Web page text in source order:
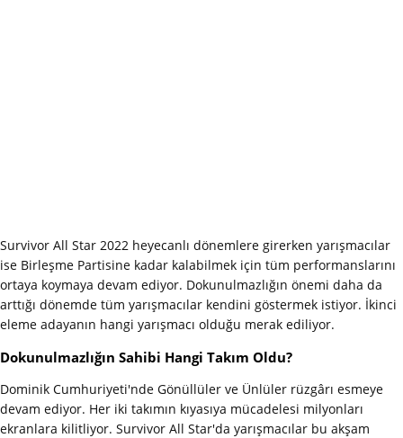
Survivor All Star 2022 heyecanlı dönemlere girerken yarışmacılar
ise Birleşme Partisine kadar kalabilmek için tüm performanslarını
ortaya koymaya devam ediyor. Dokunulmazlığın önemi daha da
arttığı dönemde tüm yarışmacılar kendini göstermek istiyor. İkinci
eleme adayanın hangi yarışmacı olduğu merak ediliyor.
Dokunulmazlığın Sahibi Hangi Takım Oldu?
Dominik Cumhuriyeti'nde Gönüllüler ve Ünlüler rüzgârı esmeye
devam ediyor. Her iki takımın kıyasıya mücadelesi milyonları
ekranlara kilitliyor. Survivor All Star'da yarışmacılar bu akşam